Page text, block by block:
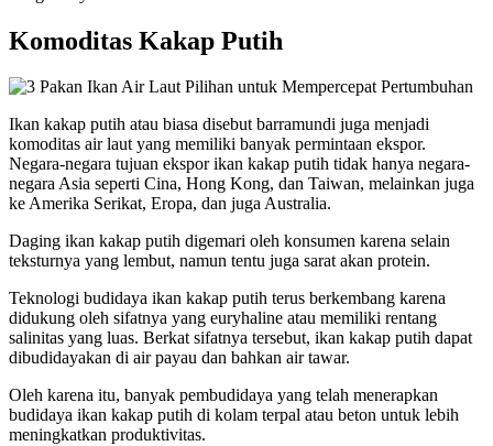
Komoditas Kakap Putih
Ikan kakap putih atau biasa disebut barramundi juga menjadi
komoditas air laut yang memiliki banyak permintaan ekspor.
Negara-negara tujuan ekspor ikan kakap putih tidak hanya negara-
negara Asia seperti Cina, Hong Kong, dan Taiwan, melainkan juga
ke Amerika Serikat, Eropa, dan juga Australia.
Daging ikan kakap putih digemari oleh konsumen karena selain
teksturnya yang lembut, namun tentu juga sarat akan protein.
Teknologi budidaya ikan kakap putih terus berkembang karena
didukung oleh sifatnya yang euryhaline atau memiliki rentang
salinitas yang luas. Berkat sifatnya tersebut, ikan kakap putih dapat
dibudidayakan di air payau dan bahkan air tawar.
Oleh karena itu, banyak pembudidaya yang telah menerapkan
budidaya ikan kakap putih di kolam terpal atau beton untuk lebih
meningkatkan produktivitas.